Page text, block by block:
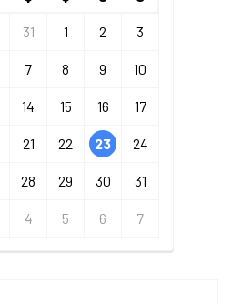
31 1 2 3
7 8 9 10
14 15 16 17
21 22 23 24
28 29 30 31
4 5 6 7